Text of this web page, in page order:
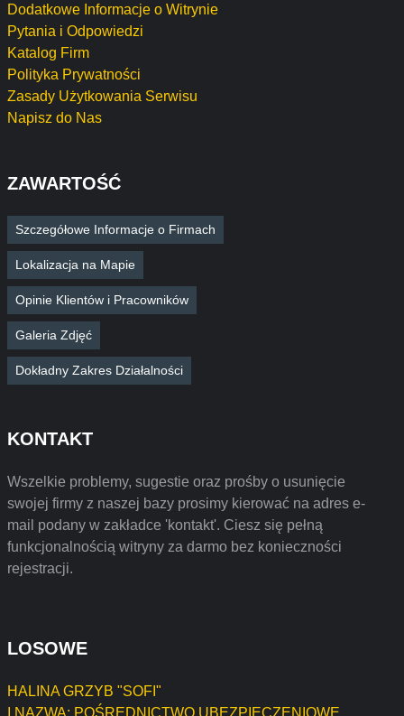
Dodatkowe Informacje o Witrynie
Pytania i Odpowiedzi
Katalog Firm
Polityka Prywatności
Zasady Użytkowania Serwisu
Napisz do Nas
ZAWARTOŚĆ
Szczegółowe Informacje o Firmach
Lokalizacja na Mapie
Opinie Klientów i Pracowników
Galeria Zdjęć
Dokładny Zakres Działalności
KONTAKT
Wszelkie problemy, sugestie oraz prośby o usunięcie
swojej firmy z naszej bazy prosimy kierować na adres e-
mail podany w zakładce 'kontakt'. Ciesz się pełną
funkcjonalnością witryny za darmo bez konieczności
rejestracji.
LOSOWE
HALINA GRZYB "SOFI"
I NAZWA: POŚREDNICTWO UBEZPIECZENIOWE